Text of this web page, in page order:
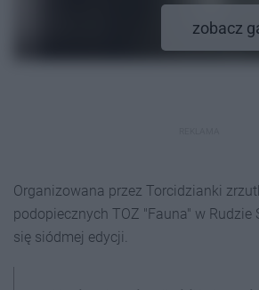
zobacz
Organizowana przez Torcidzianki
podopiecznych TOZ "Fauna" w Rudzie
się siódmej edycji.